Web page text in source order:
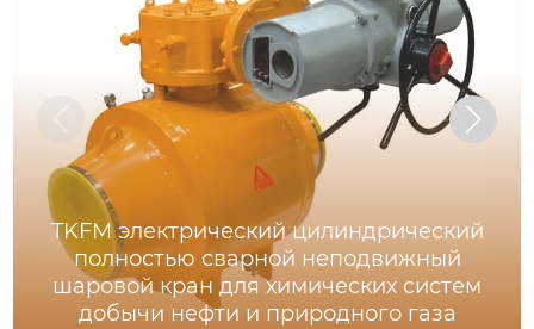
TKFM электрический цилиндрический
полностью сварной неподвижный
шаровой кран для химических систем
добычи нефти и природного газа